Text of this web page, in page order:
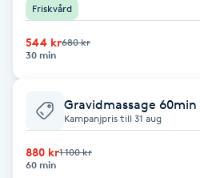
Celluliter
Coachning
Friskvård
544 kr680 kr
30 min
Gravidmassage 60min
Kampanjpris till 31 aug
880 kr1 100 kr
60 min